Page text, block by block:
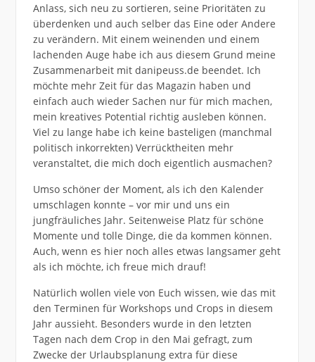
Anlass, sich neu zu sortieren, seine Prioritäten zu
überdenken und auch selber das Eine oder Andere
zu verändern. Mit einem weinenden und einem
lachenden Auge habe ich aus diesem Grund meine
Zusammenarbeit mit danipeuss.de beendet. Ich
möchte mehr Zeit für das Magazin haben und
einfach auch wieder Sachen nur für mich machen,
mein kreatives Potential richtig ausleben können.
Viel zu lange habe ich keine basteligen (manchmal
politisch inkorrekten) Verrücktheiten mehr
veranstaltet, die mich doch eigentlich ausmachen?
Umso schöner der Moment, als ich den Kalender
umschlagen konnte – vor mir und uns ein
jungfräuliches Jahr. Seitenweise Platz für schöne
Momente und tolle Dinge, die da kommen können.
Auch, wenn es hier noch alles etwas langsamer geht
als ich möchte, ich freue mich drauf!
Natürlich wollen viele von Euch wissen, wie das mit
den Terminen für Workshops und Crops in diesem
Jahr aussieht. Besonders wurde in den letzten
Tagen nach dem Crop in den Mai gefragt, zum
Zwecke der Urlaubsplanung extra für diese